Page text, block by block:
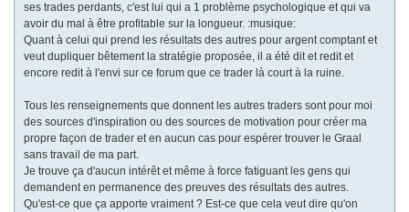
ses trades perdants, c'est lui qui a 1 problème psychologique et qui va
avoir du mal à être profitable sur la longueur. :musique:
Quant à celui qui prend les résultats des autres pour argent comptant et
veut dupliquer bêtement la stratégie proposée, il a été dit et redit et
encore redit à l'envi sur ce forum que ce trader là court à la ruine.
Tous les renseignements que donnent les autres traders sont pour moi
des sources d'inspiration ou des sources de motivation pour créer ma
propre façon de trader et en aucun cas pour espérer trouver le Graal
sans travail de ma part.
Je trouve ça d'aucun intérêt et même à force fatiguant les gens qui
demandent en permanence des preuves des résultats des autres.
Qu'est-ce que ça apporte vraiment ? Est-ce que cela veut dire qu'on